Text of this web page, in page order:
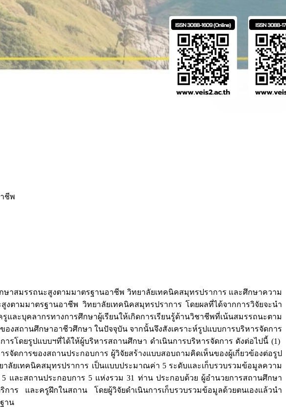
ชีพ
าสมรรถนะสูงตามมาตรฐานอาชีพ วิทยาลัยเทคนิคสมุทรปราการ และศึกษาความ
ตามมาตรฐานอาชีพ วิทยาลัยเทคนิคสมุทรปราการ โดยผลที่ได้จากการวิจัยจะนำ
ะบุคลากรทางการศึกษาผู้เรียนให้เกิดการเรียนรู้ด้านวิชาชีพที่เน้นสมรรถนะตาม
งสถานศึกษาอาชีวศึกษา ในปัจจุบัน จากนั้นจึงสังเคราะห์รูปแบบการบริหารจัดการ
โดยรูปแบบฯที่ได้ให้ผู้บริหารสถานศึกษา ดำเนินการบริหารจัดการ ดังต่อไปนี้ (1)
จัดการของสถานประกอบการ ผู้วิจัยสร้างแบบสอบถามคิดเห็นของผู้เกี่ยวข้องต่อรูป
ยเทคนิคสมุทรปราการ เป็นแบบประมาณค่า 5 ระดับและเก็บรวบรวมข้อมูลความ
5 และสถานประกอบการ 5 แห่งรวม 31 ท่าน ประกอบด้วย ผู้อำนวยการสถานศึกษา
ร และครูฝึกในสถาน โดยผู้วิจัยดำเนินการเก็บรวบรวมข้อมูลด้วยตนเองแล้วนำ
าน